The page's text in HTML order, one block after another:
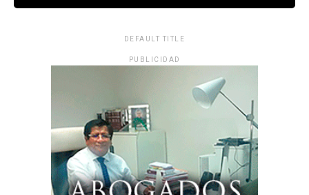
DEFAULT TITLE
PUBLICIDAD